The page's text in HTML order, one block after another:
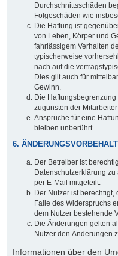
Durchschnittsschäden
Folgeschäden wie
Die Haftung ist
von Leben, Körper und
fahrlässigem Verhalten
typischerweise
nach auf die
Dies gilt auch für
Gewinn.
Die
zugunsten der
Ansprüche für eine
bleiben unberührt.
6. ÄNDERUNGSVORBEHALT
Der Betreiber ist
Datenschutzerklärung
per E-Mail mitgeteilt.
Der Nutzer ist
Falle des Widerspruchs
dem Nutzer bestehende
Die Änderungen gelten
Nutzer den Änderungen
Informationen über den